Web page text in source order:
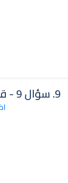
9. سؤال 9 - قيم قصوى: